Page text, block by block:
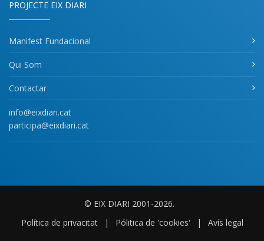
PROJECTE EIX DIARI
Manifest Fundacional
Qui Som
Contactar
info@eixdiari.cat
participa@eixdiari.cat
© EIX DIARI 2001-2026.
Política de privacitat
| Pólitica de 'cookies' | Avís legal